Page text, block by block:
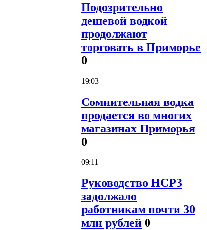
Подозрительно
дешевой водкой
продолжают
торговать в Приморье
0
19:03
Сомнительная водка
продается во многих
магазинах Приморья
0
09:11
Руководство НСРЗ
задолжало
работникам почти 30
млн рублей 0